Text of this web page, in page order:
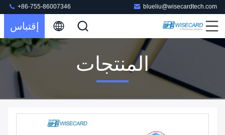
blueliu@wisecardtech.com
+86-755-86007346
إقتباس
المنتجات